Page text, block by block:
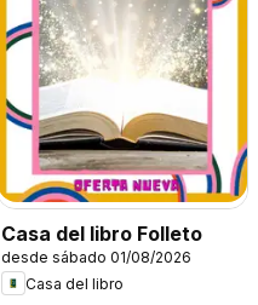
Casa del libro Folleto
desde sábado 01/08/2026
Casa del libro